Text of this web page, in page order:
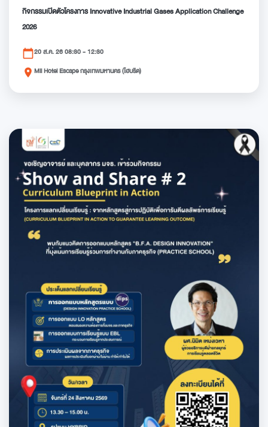
กิจกรรมเปิดตัวโครงการ Innovative Industrial Gases Application Challenge
2026
calendar_today20 ส.ค. 26 08:30 - 12:30
place Mii Hotel Escape กรุงเทพมหานคร (ไฮบริด)